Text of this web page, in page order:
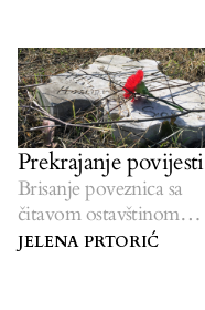
Prekrajanje povijesti
Brisanje poveznica sa
čitavom ostavštinom
socijalističke Jugoslavije
JELENA PRTORIĆ